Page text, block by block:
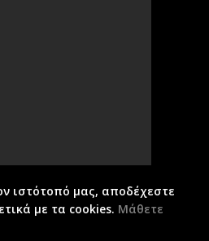
ιστότοπό μας, αποδέχεστε
με τα cookies. Μάθετε